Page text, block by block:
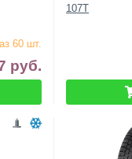
60 шт.
руб.
107T